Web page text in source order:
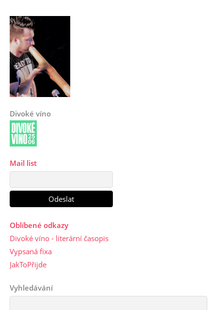
Divoké víno
Mail list
Oblíbené odkazy
Divoké víno - literární časopis
Vypsaná fixa
JakToPřijde
Vyhledávání